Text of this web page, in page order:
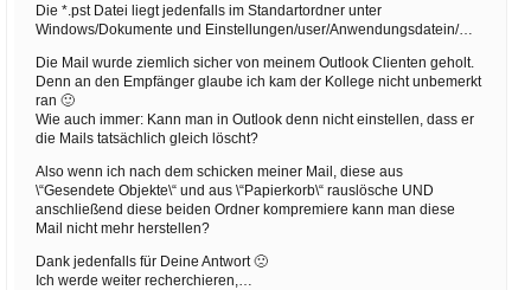
Die *.pst Datei liegt jedenfalls im Standartordner unter
Windows/Dokumente und Einstellungen/user/Anwendungsdatein/…
Die Mail wurde ziemlich sicher von meinem Outlook Clienten geholt.
Denn an den Empfänger glaube ich kam der Kollege nicht unbemerkt
ran 🙂
Wie auch immer: Kann man in Outlook denn nicht einstellen, dass er
die Mails tatsächlich gleich löscht?
Also wenn ich nach dem schicken meiner Mail, diese aus
\“Gesendete Objekte\“ und aus \“Papierkorb\“ rauslösche UND
anschließend diese beiden Ordner kompremiere kann man diese
Mail nicht mehr herstellen?
Dank jedenfalls für Deine Antwort 🙁
Ich werde weiter recherchieren,…